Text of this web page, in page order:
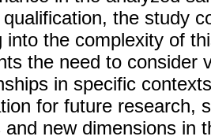
the study
into the complexity of
the need to consider
in specific
for future research,
and new dimensions in